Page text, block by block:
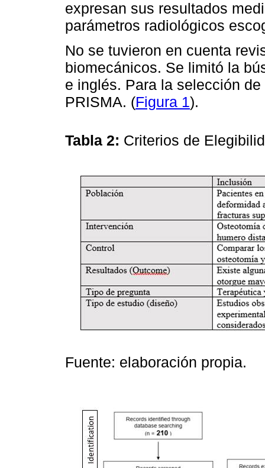
expresan sus resultados
parámetros radiológicos
No se tuvieron en cuenta
biomecánicos. Se limitó la
e inglés. Para la selección
PRISMA. (Figura 1).
Tabla 2: Criterios de
Fuente: elaboración propia.